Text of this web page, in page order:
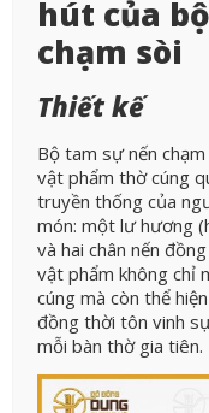
hút của
chạm sòi
Thiết kế
Bộ tam sự nến
vật phẩm thờ cúng
truyền thống của
món: một lư hương
và hai chân nến
vật phẩm không chỉ
cúng mà còn thể
đồng thời tôn vinh
mỗi bàn thờ gia tiên.